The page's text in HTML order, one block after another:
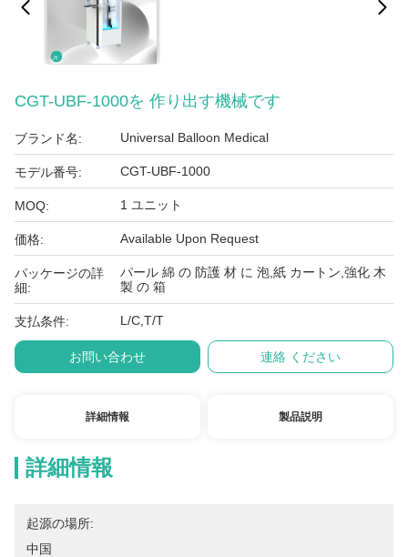
CGT-UBF-1000を 作り出す機械です
ブランド名: Universal Balloon Medical
モデル番号: CGT-UBF-1000
MOQ: 1 ユニット
価格: Available Upon Request
パッケージの詳
細:
パール 綿 の 防護 材 に 泡,紙 カートン,強化 木
製 の 箱
支払条件: L/C,T/T
お問い合わせ 連絡 ください
詳細情報 製品説明
詳細情報
起源の場所:
中国